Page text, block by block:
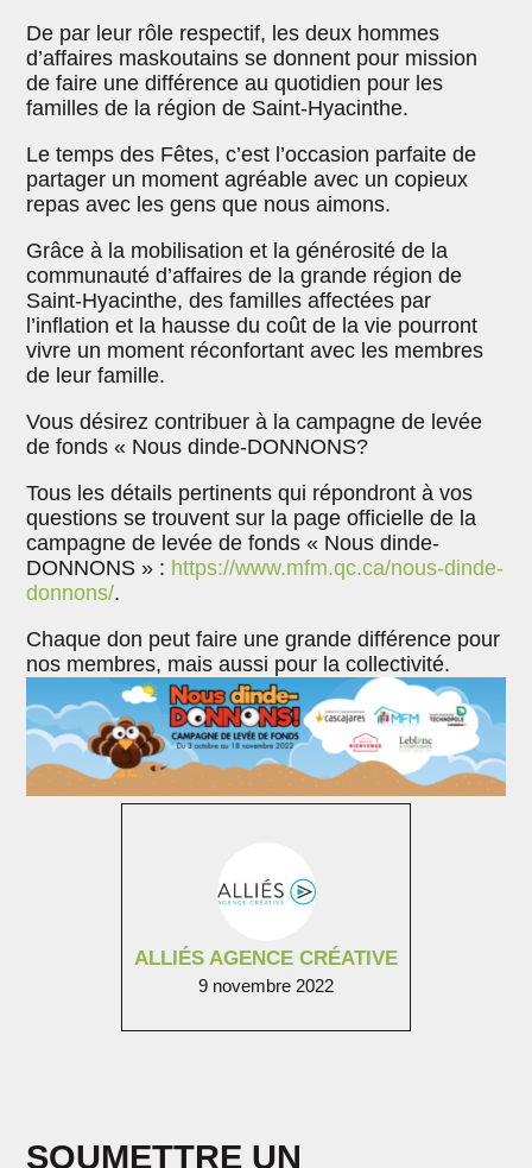
ALLIÉS AGENCE CRÉATIVE
9 novembre 2022
De par leur rôle respectif, les deux hommes
d’affaires maskoutains se donnent pour mission
de faire une différence au quotidien pour les
familles de la région de Saint-Hyacinthe.
Le temps des Fêtes, c’est l’occasion parfaite de
partager un moment agréable avec un copieux
repas avec les gens que nous aimons.
Grâce à la mobilisation et la générosité de la
communauté d’affaires de la grande région de
Saint-Hyacinthe, des familles affectées par
l’inflation et la hausse du coût de la vie pourront
vivre un moment réconfortant avec les membres
de leur famille.
Vous désirez contribuer à la campagne de levée
de fonds « Nous dinde-DONNONS?
Tous les détails pertinents qui répondront à vos
questions se trouvent sur la page officielle de la
campagne de levée de fonds « Nous dinde-
DONNONS » : https://www.mfm.qc.ca/nous-dinde-
donnons/.
Chaque don peut faire une grande différence pour
nos membres, mais aussi pour la collectivité.
SOUMETTRE UN